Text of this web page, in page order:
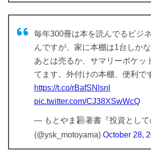
毎年300冊は本を読んでるビジ
んですが、家に本棚は1台しかな
あとは売るか、サマリーポケッ
てます。外付けの本棚、便利で
https://t.co/rBafSNlsnl
pic.twitter.com/CJ38XSwWcQ
— もとやま
著書『投資として
(@ysk_motoyama) October 28,